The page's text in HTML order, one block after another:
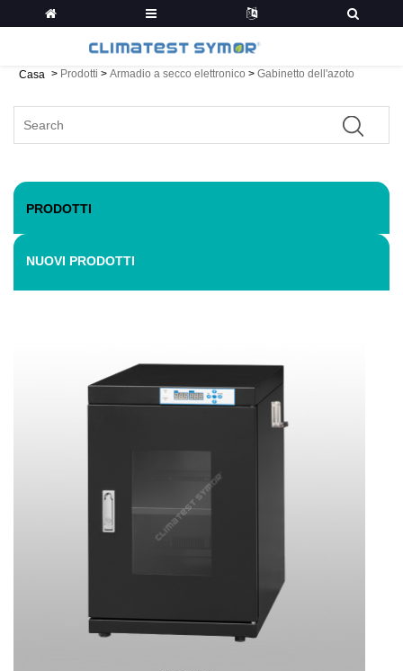
Casa > Prodotti > Armadio a secco elettronico > Gabinetto dell'azoto
PRODOTTI
NUOVI PRODOTTI